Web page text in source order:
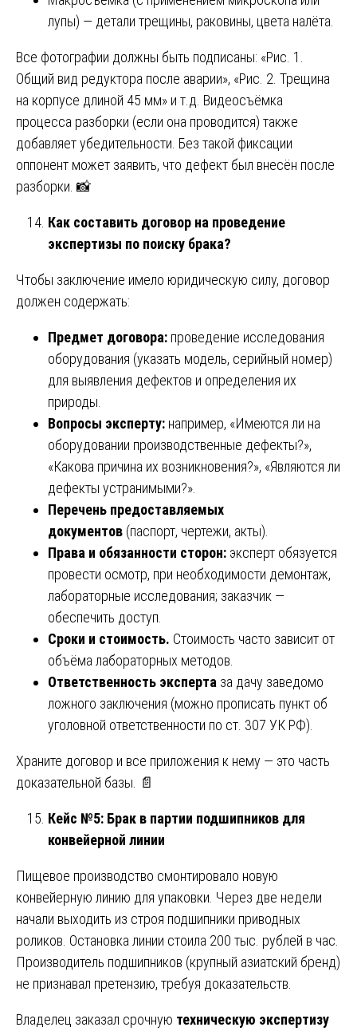
лупы) — детали трещины, раковины, цвета налёта.
Все фотографии должны быть подписаны: «Рис. 1.
Общий вид редуктора после аварии», «Рис. 2. Трещина
на корпусе длиной 45 мм» и т.д. Видеосъёмка
процесса разборки (если она проводится) также
добавляет убедительности. Без такой фиксации
оппонент может заявить, что дефект был внесён после
разборки. 📸
Как составить договор на проведение
экспертизы по поиску брака?
Чтобы заключение имело юридическую силу, договор
должен содержать:
Предмет договора: проведение исследования
оборудования (указать модель, серийный номер)
для выявления дефектов и определения их
природы.
Вопросы эксперту: например, «Имеются ли на
оборудовании производственные дефекты?»,
«Какова причина их возникновения?», «Являются ли
дефекты устранимыми?».
Перечень предоставляемых
документов (паспорт, чертежи, акты).
Права и обязанности сторон: эксперт обязуется
провести осмотр, при необходимости демонтаж,
лабораторные исследования; заказчик —
обеспечить доступ.
Сроки и стоимость. Стоимость часто зависит от
объёма лабораторных методов.
Ответственность эксперта за дачу заведомо
ложного заключения (можно прописать пункт об
уголовной ответственности по ст. 307 УК РФ).
Храните договор и все приложения к нему — это часть
доказательной базы. 📄
Кейс №5: Брак в партии подшипников для
конвейерной линии
Пищевое производство смонтировало новую
конвейерную линию для упаковки. Через две недели
начали выходить из строя подшипники приводных
роликов. Остановка линии стоила 200 тыс. рублей в час.
Производитель подшипников (крупный азиатский бренд)
не признавал претензию, требуя доказательств.
Владелец заказал срочную техническую экспертизу